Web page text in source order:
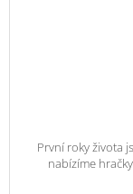
První roky života
nabízíme